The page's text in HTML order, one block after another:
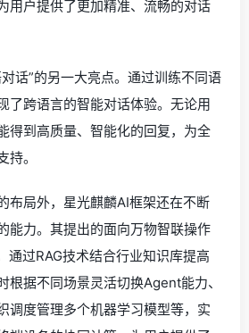
用户提供了更加精准、流畅的对话
话”的另一大亮点。通过训练不同语
了跨语言的智能对话体验。无论用
得到高质量、智能化的回复，为全
。
布局外，星光麒麟AI框架还在不断
能力。其提出的面向万物智联操作
通过RAG技术结合行业知识库提高
根据不同场景灵活切换Agent能力、
调度管理多个机器学习模型等，实